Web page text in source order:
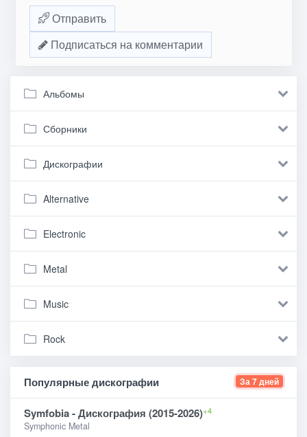
Отправить
Подписаться на комментарии
Альбомы
Сборники
Дискографии
Alternative
Electronic
Metal
Music
Rock
Популярные дискографии За 7 дней
Symfobia - Дискография (2015-2026)+4
Symphonic Metal